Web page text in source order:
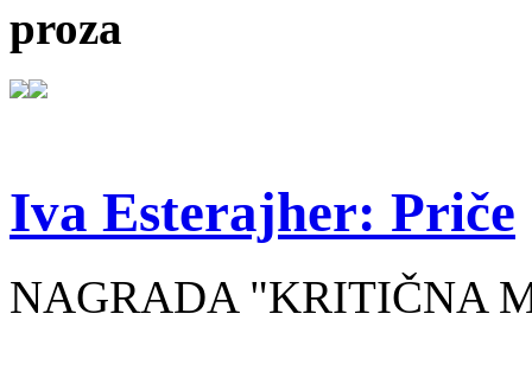
proza
Iva Esterajher: Priče
NAGRADA "KRITIČNA